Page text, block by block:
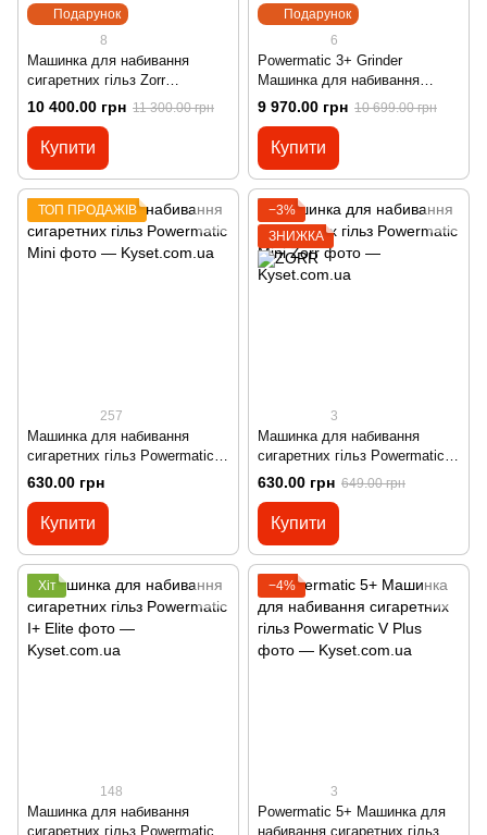
Подарунок
8
Машинка для набивання
сигаретних гільз Zorr
Powermatic 3+ Deluxe
10 400.00 грн 11 300.00 грн
Купити
Подарунок
6
Powermatic 3+ Grinder
Машинка для набивання
сигаретних гільз Powermatic
3+ з подрібнювачем
9 970.00 грн 10 699.00 грн
Купити
ТОП ПРОДАЖІВ
257
Машинка для набивання
сигаретних гільз Powermatic
Mini
630.00 грн
Купити
−3%
ЗНИЖКА
3
Машинка для набивання
сигаретних гільз Powermatic
Mini Zorr
630.00 грн 649.00 грн
Купити
Хіт
148
Машинка для набивання
сигаретних гільз Powermatic
−4%
3
Powermatic 5+ Машинка для
набивання сигаретних гільз